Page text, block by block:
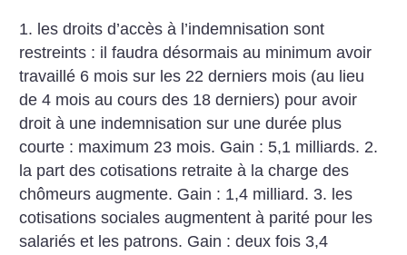
1. les droits d’accès à l’indemnisation sont
restreints : il faudra désormais au minimum avoir
travaillé 6 mois sur les 22 derniers mois (au lieu
de 4 mois au cours des 18 derniers) pour avoir
droit à une indemnisation sur une durée plus
courte : maximum 23 mois. Gain : 5,1 milliards. 2.
la part des cotisations retraite à la charge des
chômeurs augmente. Gain : 1,4 milliard. 3. les
cotisations sociales augmentent à parité pour les
salariés et les patrons. Gain : deux fois 3,4